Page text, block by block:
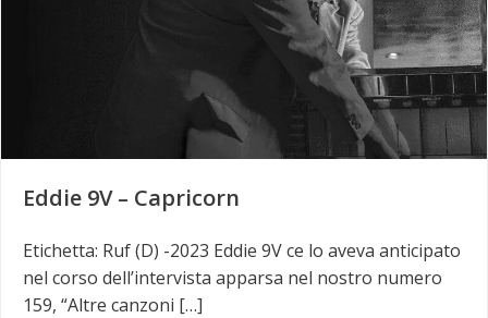
Eddie 9V – Capricorn
Etichetta: Ruf (D) -2023 Eddie 9V ce lo aveva anticipato
nel corso dell’intervista apparsa nel nostro numero
159, “Altre canzoni […]